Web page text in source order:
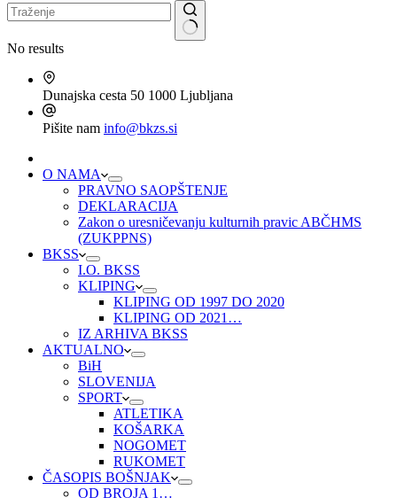
No results
Dunajska cesta 50 1000 Ljubljana
Pišite nam info@bkzs.si
O NAMA
PRAVNO SAOPŠTENJE
DEKLARACIJA
Zakon o uresničevanju kulturnih pravic ABČHMS
(ZUKPPNS)
BKSS
I.O. BKSS
KLIPING
KLIPING OD 1997 DO 2020
KLIPING OD 2021…
IZ ARHIVA BKSS
AKTUALNO
BiH
SLOVENIJA
SPORT
ATLETIKA
KOŠARKA
NOGOMET
RUKOMET
ČASOPIS BOŠNJAK
OD BROJA 1…